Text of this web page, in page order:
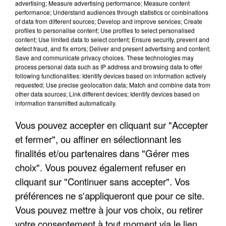
UN SECOND CADRE DE LA DZ MAFIA
INTERPELLÉ EN ALGÉRIE
advertising; Measure advertising performance; Measure content
performance; Understand audiences through statistics or combinations
of data from different sources; Develop and improve services; Create
profiles to personalise content; Use profiles to select personalised
content; Use limited data to select content; Ensure security, prevent and
detect fraud, and fix errors; Deliver and present advertising and content;
Save and communicate privacy choices. These technologies may
process personal data such as IP address and browsing data to offer
following functionalities: Identify devices based on information actively
requested; Use precise geolocation data; Match and combine data from
other data sources; Link different devices; Identify devices based on
information transmitted automatically.
Vous pouvez accepter en cliquant sur "Accepter
et fermer", ou affiner en sélectionnant les
finalités et/ou partenaires dans "Gérer mes
choix". Vous pouvez également refuser en
cliquant sur "Continuer sans accepter". Vos
préférences ne s'appliqueront que pour ce site.
Vous pouvez mettre à jour vos choix, ou retirer